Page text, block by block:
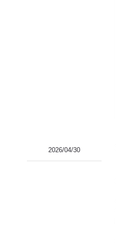
2026/04/30